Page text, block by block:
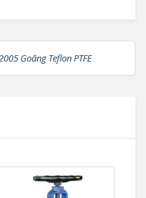
Goăng Teflon PTFE